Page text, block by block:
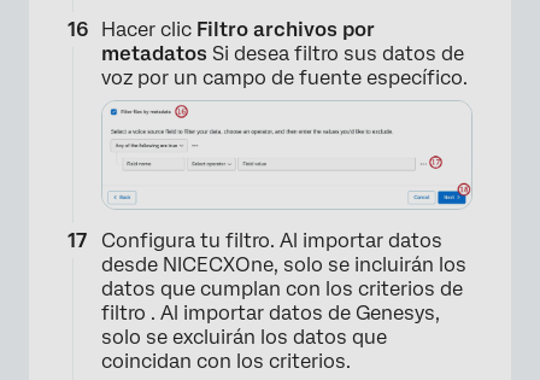
×
Hacer clic Filtro archivos por
metadatos Si desea filtro sus datos de
voz por un campo de fuente específico.
Configura tu filtro. Al importar datos
desde NICECXOne, solo se incluirán los
datos que cumplan con los criterios de
filtro . Al importar datos de Genesys,
solo se excluirán los datos que
coincidan con los criterios.